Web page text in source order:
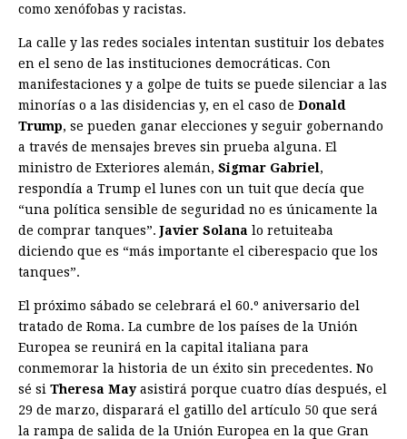
como xenófobas y racistas.
La calle y las redes sociales intentan sustituir los debates
en el seno de las instituciones democráticas. Con
manifestaciones y a golpe de tuits se puede silenciar a las
minorías o a las disidencias y, en el caso de Donald
Trump, se pueden ganar elecciones y seguir gobernando
a través de mensajes breves sin prueba alguna. El
ministro de Exteriores alemán, Sigmar Gabriel,
respondía a Trump el lunes con un tuit que decía que
“una política sensible de seguridad no es únicamente la
de comprar tanques”.Javier Solana lo retuiteaba
diciendo que es “más importante el ciber­espacio que los
tanques”.
El próximo sábado se celebrará el 60.º aniversario del
tratado de Roma. La cumbre de los países de la Unión
Europea se reunirá en la capital italiana para
conmemorar la historia de un éxito sin precedentes. No
sé si Theresa Mayasistirá porque cuatro días después, el
29 de marzo, disparará el gatillo del artículo 50 que será
la rampa de salida de la Unión Europea en la que Gran